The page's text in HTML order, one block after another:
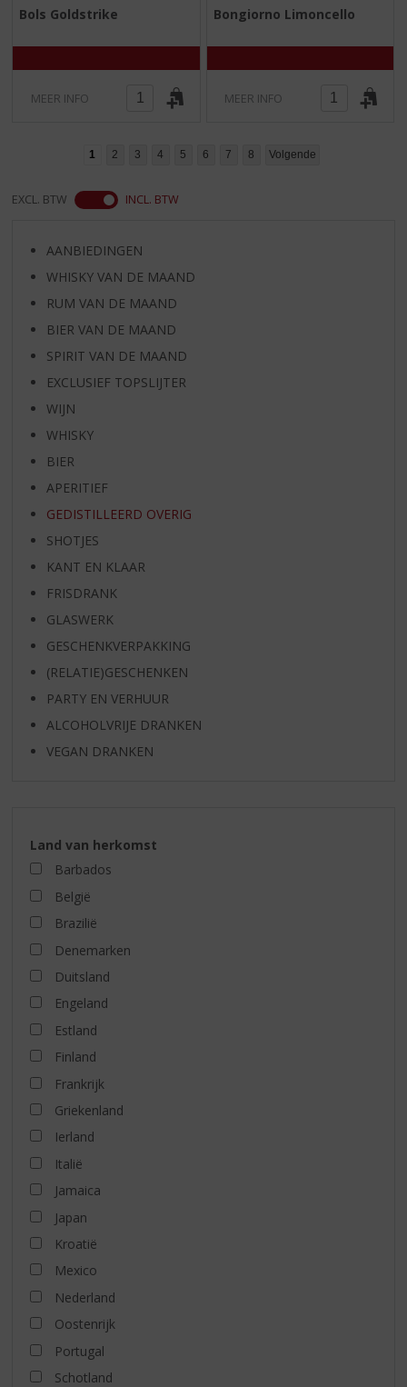
,
/
Bols Goldstrike
MEER INFO
,
/
Bongiorno Limoncello
MEER INFO
1 2 3 4 5 6 7 8 Volgende
EXCL. BTW INCL. BTW
AANBIEDINGEN
WHISKY VAN DE MAAND
RUM VAN DE MAAND
BIER VAN DE MAAND
SPIRIT VAN DE MAAND
EXCLUSIEF TOPSLIJTER
WIJN
WHISKY
BIER
APERITIEF
GEDISTILLEERD OVERIG
SHOTJES
KANT EN KLAAR
FRISDRANK
GLASWERK
GESCHENKVERPAKKING
(RELATIE)GESCHENKEN
PARTY EN VERHUUR
ALCOHOLVRIJE DRANKEN
VEGAN DRANKEN
Land van herkomst
Barbados
België
Brazilië
Denemarken
Duitsland
Engeland
Estland
Finland
Frankrijk
Griekenland
Ierland
Italië
Jamaica
Japan
Kroatië
Mexico
Nederland
Oostenrijk
Portugal
Schotland